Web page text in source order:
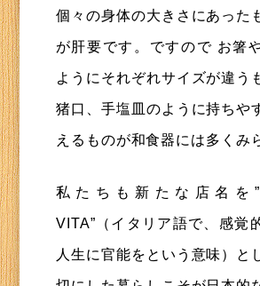
個々の身体の大きさにあった
が肝要です。ですので お箸
ようにそれぞれサイズが違う
猪口、手塩皿のように持ちや
えるものが和食器には多くみ
私たちも新たな店名を
VITA”（イタリア語で、感覚
人生に官能をという意味）と